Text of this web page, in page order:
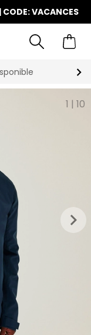
CODE: VACANCES
1 | 10
keyboard_arrow_right